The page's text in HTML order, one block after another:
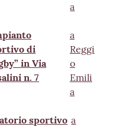
a
di
in Via
n. 7
a
Reggi
o
Emili
a
sportivo a